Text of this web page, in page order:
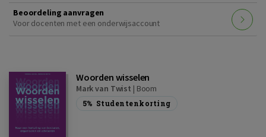
Beoordeling aanvragen
Voor docenten met een onderwijsaccount
Woorden wisselen
Mark van Twist | Boom
5% Studentenkorting